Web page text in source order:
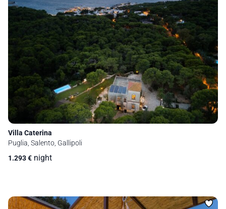
Villa Caterina
Puglia, Salento, Gallipoli
1.293€ night